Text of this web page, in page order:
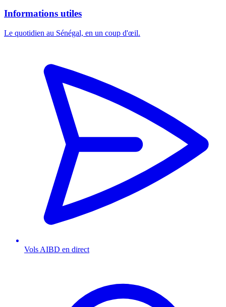
Informations utiles
Le quotidien au Sénégal, en un coup d'œil.
Vols AIBD en direct